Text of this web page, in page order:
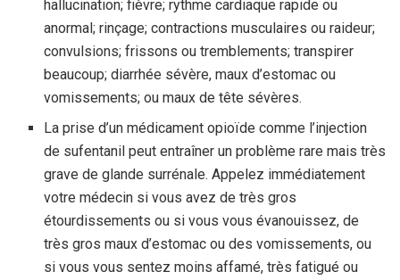
hallucination; fièvre; rythme cardiaque rapide ou
anormal; rinçage; contractions musculaires ou raideur;
convulsions; frissons ou tremblements; transpirer
beaucoup; diarrhée sévère, maux d’estomac ou
vomissements; ou maux de tête sévères.
La prise d’un médicament opioïde comme l’injection
de sufentanil peut entraîner un problème rare mais très
grave de glande surrénale. Appelez immédiatement
votre médecin si vous avez de très gros
étourdissements ou si vous vous évanouissez, de
très gros maux d’estomac ou des vomissements, ou
si vous vous sentez moins affamé, très fatigué ou